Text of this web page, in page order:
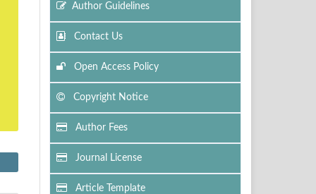
Author Guidelines
Contact Us
Open Access Policy
Copyright Notice
Author Fees
Journal License
Article Template